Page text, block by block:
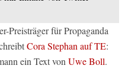
Preisträger für Propaganda
Cora Stephan auf TE:
ein Text von Uwe Boll.